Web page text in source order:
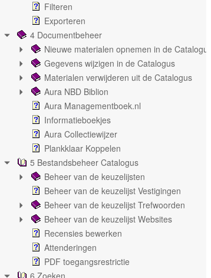
Filteren
Exporteren
4 Documentbeheer
Nieuwe materialen opnemen in de Catalogus
Gegevens wijzigen in de Catalogus
Materialen verwijderen uit de Catalogus
Aura NBD Biblion
Aura Managementboek.nl
Informatieboekjes
Aura Collectiewijzer
Plankklaar Koppelen
5 Bestandsbeheer Catalogus
Beheer van de keuzelijsten
Beheer van de keuzelijst Vestigingen
Beheer van de keuzelijst Trefwoorden
Beheer van de keuzelijst Websites
Recensies bewerken
Attenderingen
PDF toegangsrestrictie
6 Zoeken